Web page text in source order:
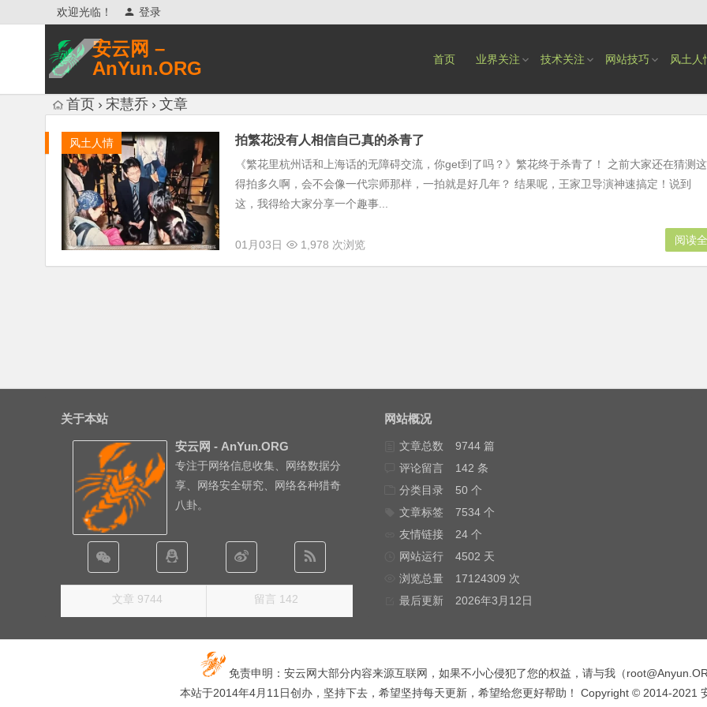
欢迎光临！ 登录
安云网 –
AnYun.ORG
网络安全研究、网络各种猎奇八卦。
首页 业界关注 技术关注 网站技巧 风土人
首页 宋慧乔 文章
风土人情 拍繁花没有人相信自己真的杀青了
《繁花里杭州话和上海话的无障碍交流，你get到了吗？》繁花终于杀青了！ 之前大家还在猜测这
得拍多久啊，会不会像一代宗师那样，一拍就是好几年？ 结果呢，王家卫导演神速搞定！说到
这，我得给大家分享一个趣事...
01月03日 1,978 次浏览 阅读
关于本站
安云网 - AnYun.ORG
专注于网络信息收集、网络数据分
享、网络安全研究、网络各种猎奇
八卦。
文章 9744 留言 142
网站概况
文章总数
9744 篇
评论留言
142 条
分类目录
50 个
文章标签
7534 个
友情链接
24 个
网站运行
4502 天
浏览总量
17124309 次
最后更新
2026年3月12日
免责申明：安云网大部分内容来源互联网，如果不小心侵犯了您的权益，请与我（
本站于2014年4月11日创办，坚持下去，希望坚持每天更新，希望给您更好帮助！ Copyright © 2014-2021